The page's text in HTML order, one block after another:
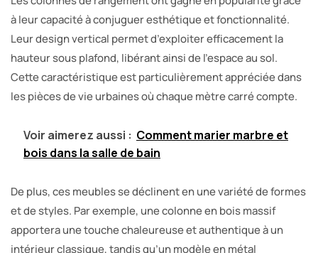
à leur capacité à conjuguer esthétique et fonctionnalité.
Leur design vertical permet d’exploiter efficacement la
hauteur sous plafond, libérant ainsi de l’espace au sol.
Cette caractéristique est particulièrement appréciée dans
les pièces de vie urbaines où chaque mètre carré compte.
Voir aimerez aussi : Comment marier marbre et
bois dans la salle de bain
De plus, ces meubles se déclinent en une variété de formes
et de styles. Par exemple, une colonne en bois massif
apportera une touche chaleureuse et authentique à un
intérieur classique, tandis qu’un modèle en métal